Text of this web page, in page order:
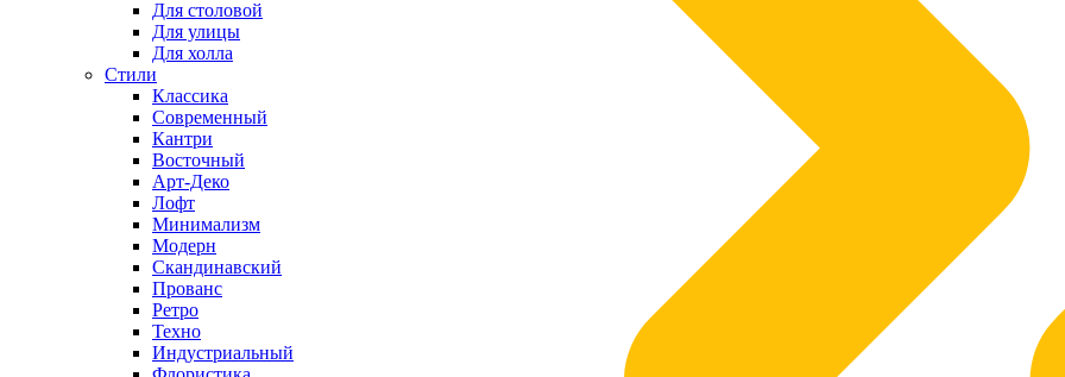
Для столовой
Для улицы
Для холла
Стили
Классика
Современный
Кантри
Восточный
Арт-Деко
Лофт
Минимализм
Модерн
Скандинавский
Прованс
Ретро
Техно
Индустриальный